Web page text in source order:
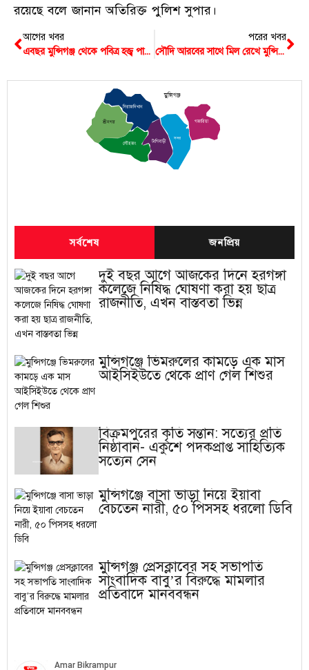
রয়েছে বলে জানান অতিরিক্ত পুলিশ সুপার।
আগের খবর
এবছর মুন্সিগঞ্জ থেকে পবিত্র হজ্ব পালনে গেছেন ৪৯১ জন
পরের খবর
সৌদি আরবের সাথে মিল রেখে মুন্সিগঞ্জের ১৫ গ্রামে আজ ঈদুল আজহা
শ্রীনগর
সিরাজদিখান
টংগিবাড়ী
সদর
গজারিয়া
লৌহজং
মুন্সিগঞ্জ
সর্বশেষ জনপ্রিয়
দুই বছর আগে আজকের দিনে হরগঙ্গা
কলেজে নিষিদ্ধ ঘোষণা করা হয় ছাত্র
রাজনীতি, এখন বাস্তবতা ভিন্ন
মুন্সিগঞ্জে ভিমরুলের কামড়ে এক মাস
আইসিইউতে থেকে প্রাণ গেল শিশুর
বিক্রমপুরের কৃতি সন্তান: সত্যের প্রতি
নিষ্ঠাবান- একুশে পদকপ্রাপ্ত সাহিত্যিক
সত্যেন সেন
মুন্সিগঞ্জে বাসা ভাড়া নিয়ে ইয়াবা
বেচতেন নারী, ৫০ পিসসহ ধরলো ডিবি
মুন্সিগঞ্জ প্রেসক্লাবের সহ সভাপতি
সাংবাদিক বাবু’র বিরুদ্ধে মামলার
প্রতিবাদে মানববন্ধন